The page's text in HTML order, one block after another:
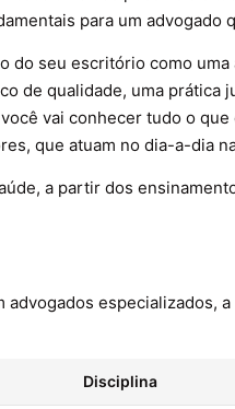
para um
do seu escritório como
de qualidade, uma
vai conhecer tudo o
que atuam no dia-a-dia
a partir dos
advogados especializados,
Disciplina